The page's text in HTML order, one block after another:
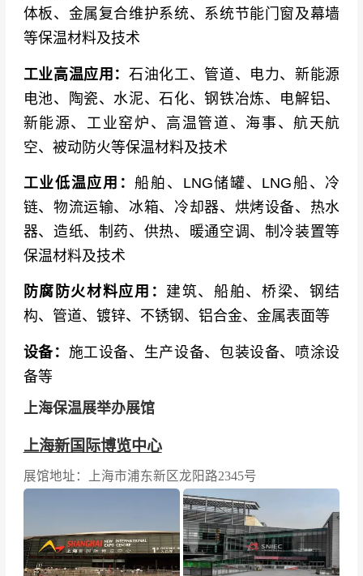
稀德玛、杭摩新材、江阴威腾、泰诺玻纤、山东
邦正、重庆再升、南玻院、青岛青力、江苏大
东、天津中辰、河北瀛科、朗缪环保、普莱斯
德、墙之美、圣莱特、济南奥镭、沁新能源、泰
山玻纤、泛飞节能、济南红太阳、廊坊聚朝、科
立迩、天意机械、奇安特、廊坊澳洋、河间九
威瑞、山东威宝、泉州东辰、湖北兴瑞、湖南荣
岚、之量科技、弗思艾、广东瀚秋、四方科技集
团（鹏诺品牌）
Meccanica S.p.A.
体板、金属复合维护系统、系统节能门窗及幕墙
等保温材料及技术
工业高温应用：石油化工、管道、电力、新能源
电池、陶瓷、水泥、石化、钢铁冶炼、电解铝、
新能源、工业窑炉、高温管道、海事、航天航
空、被动防火等保温材料及技术
工业低温应用：船舶、LNG储罐、LNG船、冷
链、物流运输、冰箱、冷却器、烘烤设备、热水
器、造纸、制药、供热、暖通空调、制冷装置等
保温材料及技术
防腐防火材料应用： 建筑、船舶、桥梁、钢结
构、管道、镀锌、不锈钢、铝合金、金属表面等
设备： 施工设备、生产设备、包装设备、喷涂设
备等
上海保温展举办展馆
上海新国际博览中心
展馆地址：上海市浦东新区龙阳路2345号